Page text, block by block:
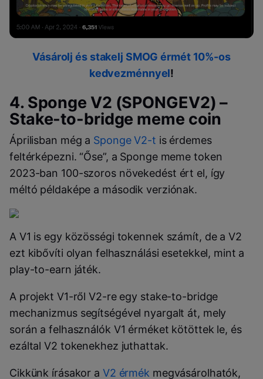
Vásárolj és stakelj SMOG érmét 10%-os
kedvezménnyel!
4. Sponge V2 (SPONGEV2) –
Stake-to-bridge meme coin
Áprilisban még a Sponge V2-t is érdemes
feltérképezni. “Őse”, a Sponge meme token
2023-ban 100-szoros növekedést ért el, így
méltó példaképe a második verziónak.
A V1 is egy közösségi tokennek számít, de a V2
ezt kibővíti olyan felhasználási esetekkel, mint a
play-to-earn játék.
A projekt V1-ről V2-re egy stake-to-bridge
mechanizmus segítségével nyargalt át, mely
során a felhasználók V1 érméket kötöttek le, és
ezáltal V2 tokenekhez juthattak.
Cikkünk írásakor a V2 érmék megvásárolhatók,